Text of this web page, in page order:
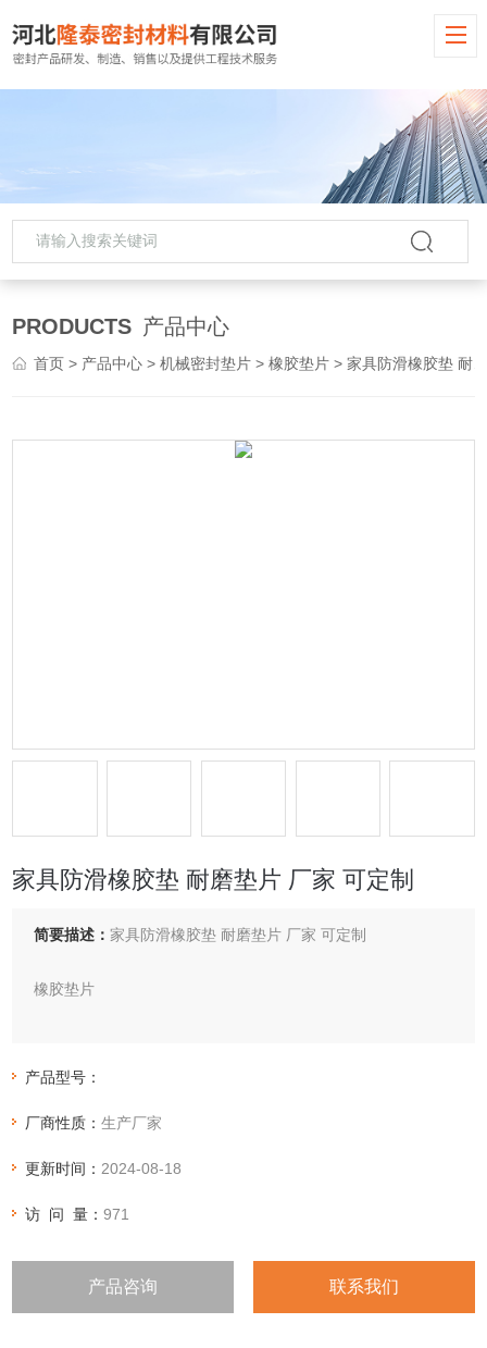
PRODUCTS 产品中心
首页 > 产品中心 >机械密封垫片 >橡胶垫片 > 家具防滑橡胶垫 耐磨垫片 厂家 可定制
家具防滑橡胶垫 耐磨垫片 厂家 可定制
简要描述：家具防滑橡胶垫 耐磨垫片 厂家 可定制
橡胶垫片
切割成各种形状的密封垫片，广泛应用于医药、电子、化工、
产品型号：
厂商性质：生产厂家
更新时间： 2024-08-18
访 问 量：971
产品咨询 联系我们